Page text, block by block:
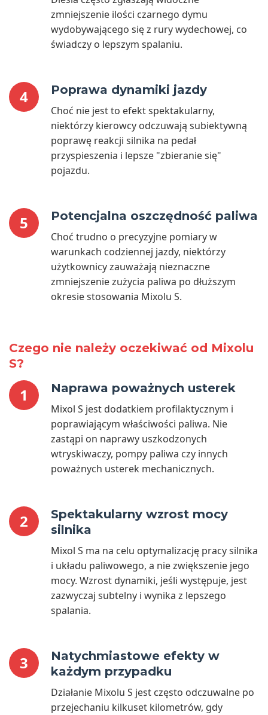
zmniejszenie ilości czarnego dymu
wydobywającego się z rury wydechowej, co
świadczy o lepszym spalaniu.
4 Poprawa dynamiki jazdy
Choć nie jest to efekt spektakularny,
niektórzy kierowcy odczuwają subiektywną
poprawę reakcji silnika na pedał
przyspieszenia i lepsze "zbieranie się"
pojazdu.
5 Potencjalna oszczędność paliwa
Choć trudno o precyzyjne pomiary w
warunkach codziennej jazdy, niektórzy
użytkownicy zauważają nieznaczne
zmniejszenie zużycia paliwa po dłuższym
okresie stosowania Mixolu S.
Czego nie należy oczekiwać od Mixolu
S?
1 Naprawa poważnych usterek
Mixol S jest dodatkiem profilaktycznym i
poprawiającym właściwości paliwa. Nie
zastąpi on naprawy uszkodzonych
wtryskiwaczy, pompy paliwa czy innych
poważnych usterek mechanicznych.
2
Spektakularny wzrost mocy
silnika
Mixol S ma na celu optymalizację pracy silnika
i układu paliwowego, a nie zwiększenie jego
mocy. Wzrost dynamiki, jeśli występuje, jest
zazwyczaj subtelny i wynika z lepszego
spalania.
3
Natychmiastowe efekty w
każdym przypadku
Działanie Mixolu S jest często odczuwalne po
przejechaniu kilkuset kilometrów, gdy